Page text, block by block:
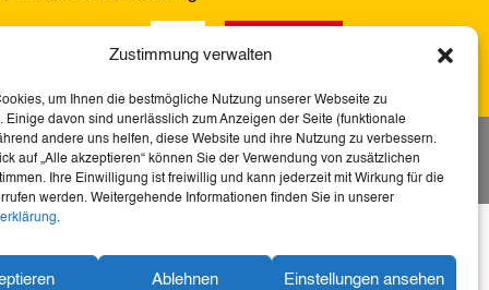
Zustimmung verwalten
um Ihnen die bestmögliche Nutzung unserer Webseite zu
Einige davon sind unerlässlich zum Anzeigen der Seite (funktionale
andere uns helfen, diese Website und ihre Nutzung zu verbessern.
auf „Alle akzeptieren“ können Sie der Verwendung von zusätzlichen
Ihre Einwilligung ist freiwillig und kann jederzeit mit Wirkung für die
werden. Weitergehende Informationen finden Sie in unserer
.
Ablehnen Einstellungen ansehen
11 + 8 = Senden
Heimat, Geschichte und Kultur für alle.